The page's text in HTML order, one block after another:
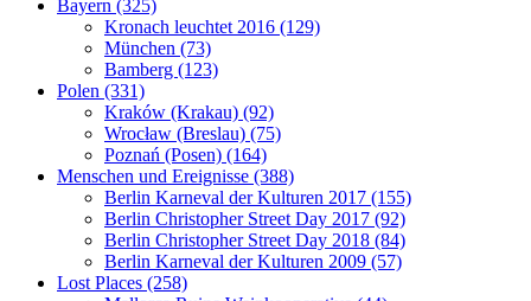
Bayern (325)
Kronach leuchtet 2016 (129)
München (73)
Bamberg (123)
Polen (331)
Kraków (Krakau) (92)
Wrocław (Breslau) (75)
Poznań (Posen) (164)
Menschen und Ereignisse (388)
Berlin Karneval der Kulturen 2017 (155)
Berlin Christopher Street Day 2017 (92)
Berlin Christopher Street Day 2018 (84)
Berlin Karneval der Kulturen 2009 (57)
Lost Places (258)